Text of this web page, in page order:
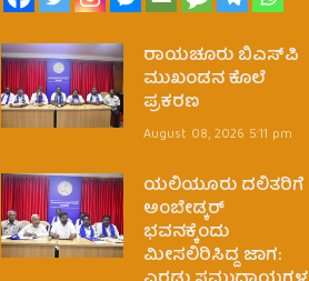
ರಾಯಚೂರು ಬಿಎಸ್‌ಪಿ
ಮುಖಂಡನ ಕೊಲೆ
ಪ್ರಕರಣ
August 08, 2026 5:11 pm
ಯಲಿಯೂರು ದಲಿತರಿಗೆ
ಅಂಬೇಡ್ಕರ್
ಭವನಕ್ಕೆಂದು
ಮೀಸಲಿರಿಸಿದ್ದ ಜಾಗ: